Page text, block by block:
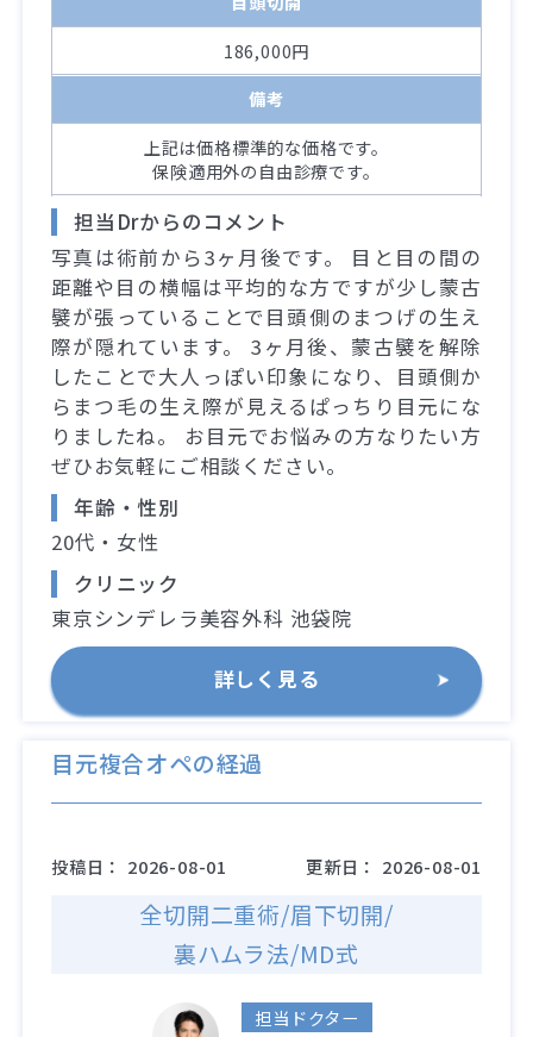
186,000円
備考
上記は価格標準的な価格です。
保険適用外の自由診療です。
担当Drからのコメント
写真は術前から3ヶ月後です。 目と目の間の
距離や目の横幅は平均的な方ですが少し蒙古
襞が張っていることで目頭側のまつげの生え
際が隠れています。 3ヶ月後、蒙古襞を解除
したことで大人っぽい印象になり、目頭側か
らまつ毛の生え際が見えるぱっちり目元にな
りましたね。 お目元でお悩みの方なりたい方
ぜひお気軽にご相談ください。
年齢・性別
20代・女性
クリニック
東京シンデレラ美容外科 池袋院
詳しく見る
目元複合オペの経過
投稿日： 2026-08-01 更新日： 2026-08-01
全切開二重術/眉下切開/
裏ハムラ法/MD式
担当ドクター